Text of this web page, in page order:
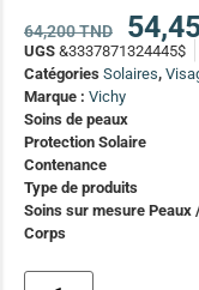
Soin anti-
Soin pointes
Soins
Pour chaque type
Soins cibés
64,200TND
UGS &3337871324445$
Catégories Solaires,
Marque : Vichy
Soins de peaux
Protection Solaire
Contenance
Type de produits
Soins sur mesure Peaux
Corps